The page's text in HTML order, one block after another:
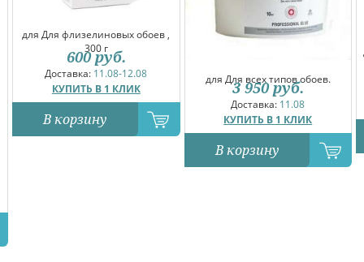
для Для флизелиновых обоев ,
300 г
Доставка: 11.08-12.08
КУПИТЬ В 1 КЛИК
600 руб.
В корзину
для Для всех типов обоев.
Доставка: 11.08
КУПИТЬ В 1 КЛИК
3 950 руб.
В корзину